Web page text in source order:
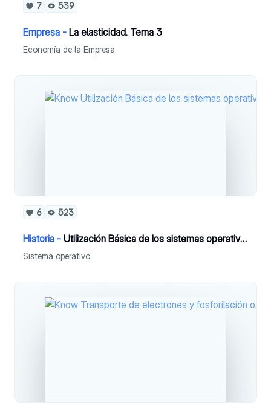
7 539
Empresa - La elasticidad. Tema 3
Economía de la Empresa
6 523
Historia - Utilización Básica de los sistemas operativosTema 2
Sistema operativo